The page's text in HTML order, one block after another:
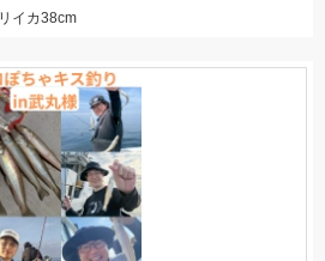
イカ38cm